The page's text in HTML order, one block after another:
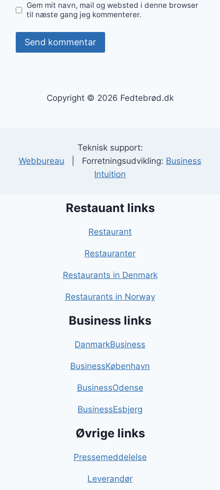
Gem mit navn, mail og websted i denne browser
til næste gang jeg kommenterer.
Copyright © 2026 Fedtebrød.dk
Teknisk support:
Webbureau | Forretningsudvikling: Business
Intuition
Restauant links
Restaurant
Restauranter
Restaurants in Denmark
Restaurants in Norway
Business links
DanmarkBusiness
BusinessKøbenhavn
BusinessOdense
BusinessEsbjerg
Øvrige links
Pressemeddelelse
Leverandør